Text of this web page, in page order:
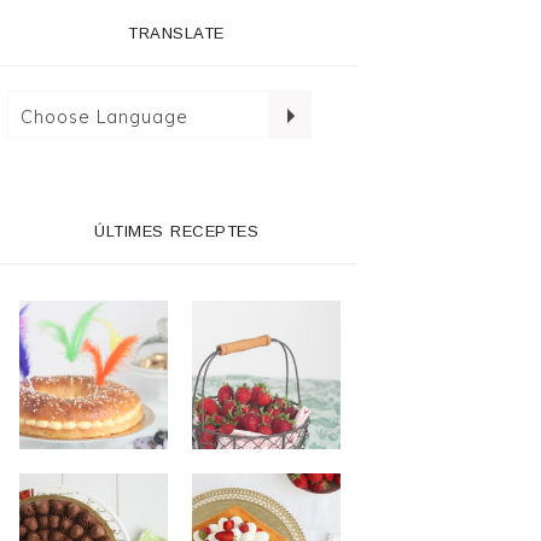
TRANSLATE
ÚLTIMES RECEPTES